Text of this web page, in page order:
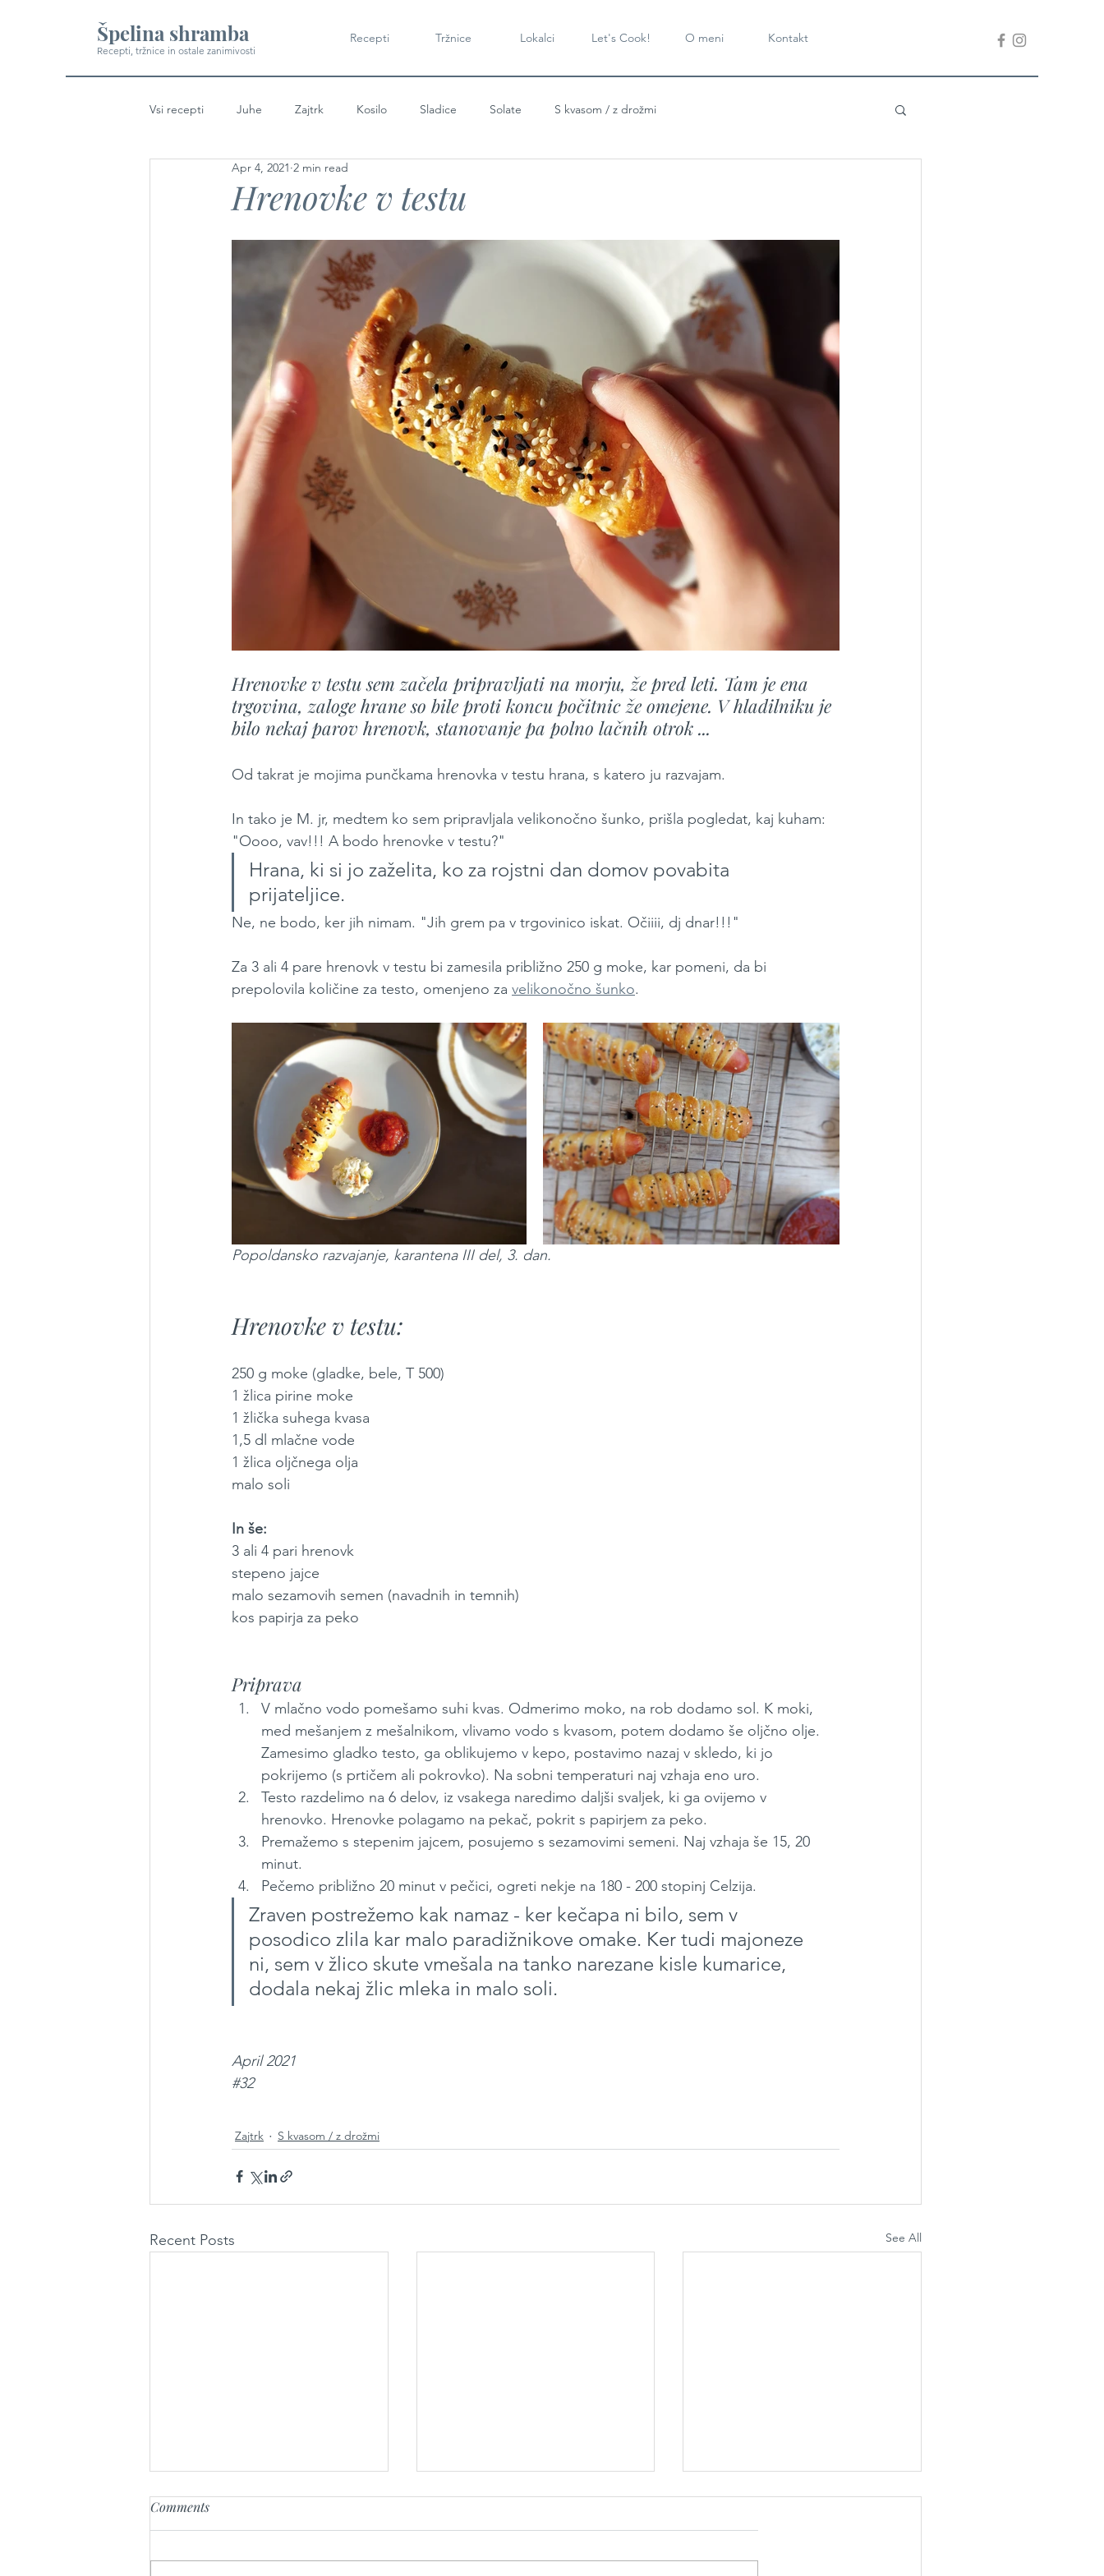
Špelina shramba
Recepti, tržnice in ostale zanimivosti
Recepti Tržnice Lokalci Let's Cook! O meni Kontakt
Vsi recepti Juhe Zajtrk Kosilo Sladice Solate S kvasom / z drožmi
Hrenovke v testu
Apr 4, 2021 2 min read
Hrenovke v testu sem začela pripravljati na morju, že pred leti. Tam je ena
trgovina, zaloge hrane so bile proti koncu počitnic že omejene. V hladilniku je
bilo nekaj parov hrenovk, stanovanje pa polno lačnih otrok ...
Od takrat je mojima punčkama hrenovka v testu hrana, s katero ju razvajam.
In tako je M. jr, medtem ko sem pripravljala velikonočno šunko, prišla pogledat, kaj kuham:
"Oooo, vav!!! A bodo hrenovke v testu?"
Hrana, ki si jo zaželita, ko za rojstni dan domov povabita
prijateljice.
Ne, ne bodo, ker jih nimam. "Jih grem pa v trgovinico iskat. Očiiii, dj dnar!!!"
Za 3 ali 4 pare hrenovk v testu bi zamesila približno 250 g moke, kar pomeni, da bi
prepolovila količine za testo, omenjeno za velikonočno šunko.
Popoldansko razvajanje, karantena III del, 3. dan.
Hrenovke v testu:
250 g moke (gladke, bele, T 500)
1 žlica pirine moke
1 žlička suhega kvasa
1,5 dl mlačne vode
1 žlica oljčnega olja
malo soli
In še:
3 ali 4 pari hrenovk
stepeno jajce
malo sezamovih semen (navadnih in temnih)
kos papirja za peko
Priprava
V mlačno vodo pomešamo suhi kvas. Odmerimo moko, na rob dodamo sol. K moki,
med mešanjem z mešalnikom, vlivamo vodo s kvasom, potem dodamo še oljčno olje.
Zamesimo gladko testo, ga oblikujemo v kepo, postavimo nazaj v skledo, ki jo
pokrijemo (s prtičem ali pokrovko). Na sobni temperaturi naj vzhaja eno uro.
Testo razdelimo na 6 delov, iz vsakega naredimo daljši svaljek, ki ga ovijemo v
hrenovko. Hrenovke polagamo na pekač, pokrit s papirjem za peko.
Premažemo s stepenim jajcem, posujemo s sezamovimi semeni. Naj vzhaja še 15, 20
minut.
Pečemo približno 20 minut v pečici, ogreti nekje na 180 - 200 stopinj Celzija.
Zraven postrežemo kak namaz - ker kečapa ni bilo, sem v
posodico zlila kar malo paradižnikove omake. Ker tudi majoneze
ni, sem v žlico skute vmešala na tanko narezane kisle kumarice,
dodala nekaj žlic mleka in malo soli.
April 2021
#32
Zajtrk S kvasom / z drožmi
Recent Posts See All
Comments